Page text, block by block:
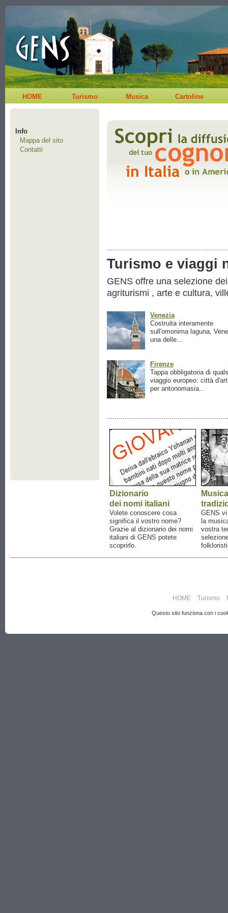
HOME Turismo Musica Cartoline
Info
Mappa del sito
Contatti
Turismo e viaggi
GENS offre una selezione
agriturismi , arte e cultura,
Venezia
Costruita interamente
sull'omonima laguna,
una delle...
Firenze
Tappa obbligatoria di
viaggio europeo: città
per antonomasia...
Dizionario
dei nomi italiani
Volete conoscere cosa
significa il vostro nome?
Grazie al dizionario dei nomi
italiani di GENS potete
scoprirlo.
Musica
GENS
la
vostra
HOME Turismo
Questo sito funziona con i